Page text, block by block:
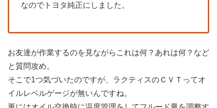
なのでトヨタ純正にしました。
お友達が作業するのを見ながらこれは何？あれは何？など
と質問攻め。
そこで1つ気づいたのですが、ラクティスのＣＶＴってオ
イルレベルゲージが無いんですね。